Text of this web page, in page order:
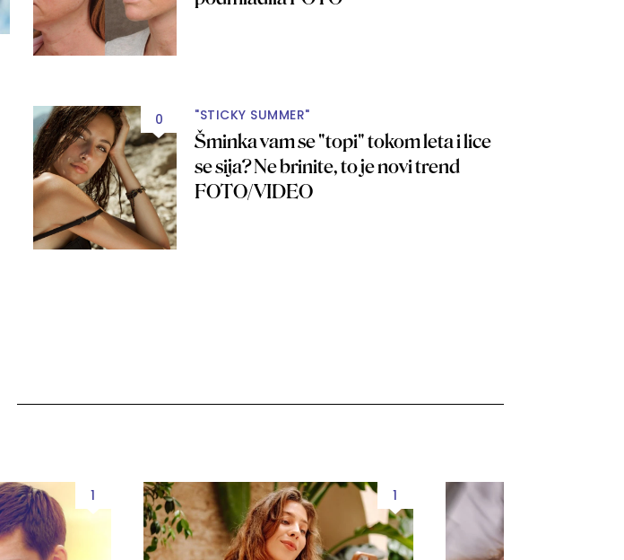
0 "STICKY SUMMER"
Šminka vam se "topi" tokom leta i lice
se sija? Ne brinite, to je novi trend
FOTO/VIDEO
1 1